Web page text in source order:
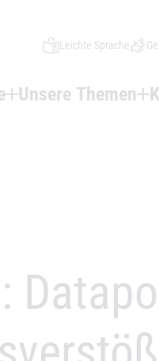
Leichte Sprache
Unsere Themen